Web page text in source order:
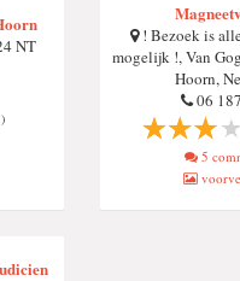
NT
! Bezoek is
mogelijk !, Van
Hoorn,
06
5